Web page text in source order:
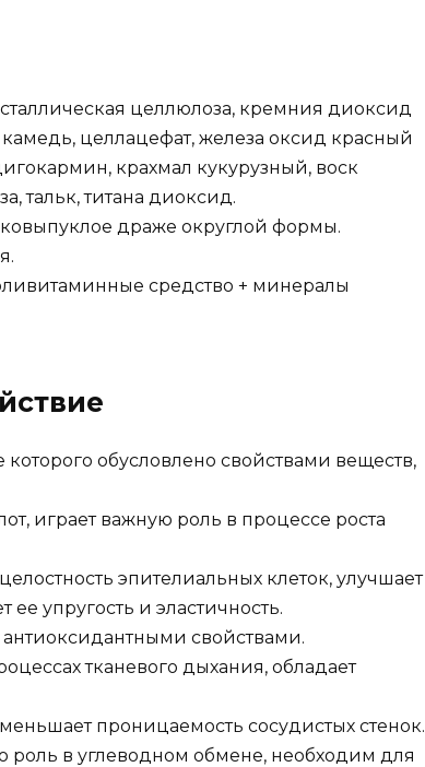
целлюлоза, кремния диоксид
целлацефат, железа оксид красный
крахмал кукурузный, воск
тальк, титана диоксид.
драже округлой формы.
средство + минералы
обусловлено свойствами веществ,
играет важную роль в процессе роста
эпителиальных клеток, улучшает
упругость и эластичность.
свойствами.
тканевого дыхания, обладает
проницаемость сосудистых стенок.
в углеводном обмене, необходим для